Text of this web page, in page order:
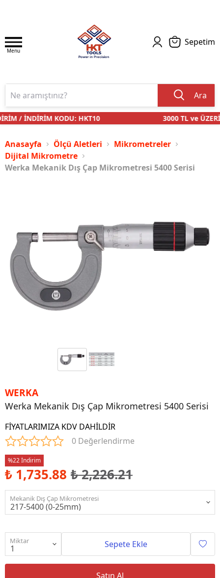
Menu
Sepetim
Ara
/ İNDİRİM KODU: HKT10 3000 TL ve ÜZERİ
Anasayfa Ölçü Aletleri
Mikrometreler
Dijital Mikrometre
Werka Mekanik Dış Çap Mikrometresi 5400 Serisi
WERKA
Werka Mekanik Dış Çap Mikrometresi 5400 Serisi
FİYATLARIMIZA KDV DAHİLDİR
0 Değerlendirme
%22 İndirim
₺ 1,735.88 ₺ 2,226.21
Mekanik Dış Çap Mikrometresi
Miktar Sepete Ekle
Satın Al